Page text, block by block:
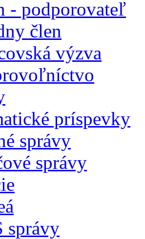
- podporovateľ
člen
výzva
príspevky
správy
správy
správy